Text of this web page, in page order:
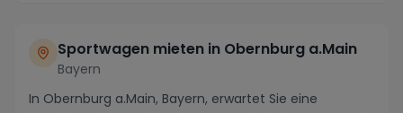
Sportwagen mieten in Obernburg a.Main
Bayern
In Obernburg a.Main, Bayern, erwartet Sie eine